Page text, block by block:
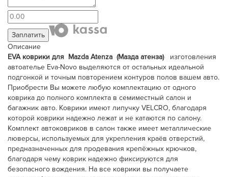
Заплатить
Описание
EVA коврики для Mazda Atenza (Мазда атенза) изготовления
автоателье Eva-Novo выделяются от остальных идеальной
подгонкой и точным повторением контуров полов вашем авто.
Приобрести Вы можете любую комплектацию от одного
коврика до полного комплекта в семиместный салон и
багажник авто. Коврики имеют липучку VELCRO, благодаря
которой коврики надежно лежат и не катаются по салону.
Комплект автоковриков в салон также имеет металлические
люверсы, используемых для укрепления краёв отверстий,
предназначенных для продевания крепёжных крючков,
благодаря чему коврик надежно фиксируются для
безопасного вождения. На все коврики вы получаете